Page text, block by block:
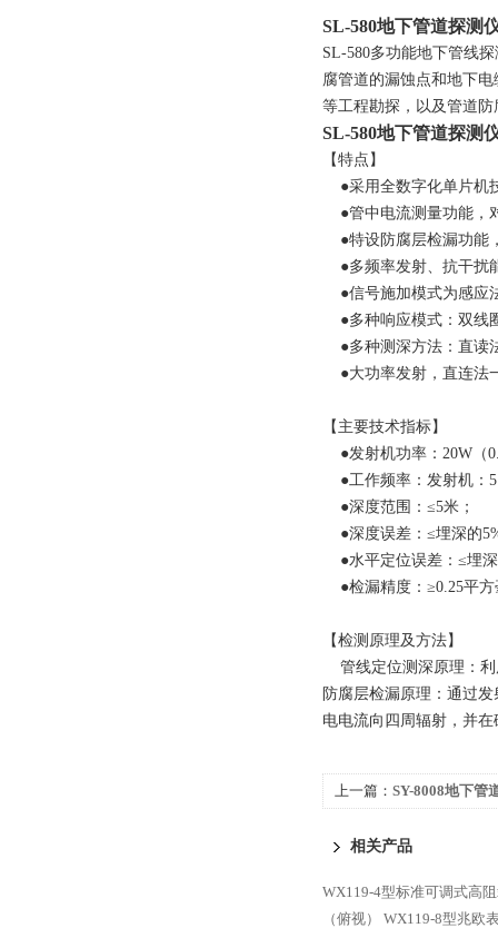
SL-580地下管道探测
SL-580多功能地下管线
腐管道的漏蚀点和地下
等工程勘探，以及管道
SL-580地下管道探测
【特点】
●采用全数字化单片机
●管中电流测量功能，
●特设防腐层检漏功能
●多频率发射、抗干扰
●信号施加模式为感应
●多种响应模式：双线
●多种测深方法：直读
●大功率发射，直连法
【主要技术指标】
●发射机功率：20W（
●工作频率：发射机
●深度范围：≤5米；
●深度误差：≤埋深的
●水平定位误差：≤埋
●检漏精度：≥0.25平方
【检测原理及方法】
管线定位测深原理：利
防腐层检漏原理：通过
电电流向四周辐射，并
上一篇： SY-8008地下管
相关产品
WX119-4型标准可调式高
（俯视）
WX119-8型兆欧